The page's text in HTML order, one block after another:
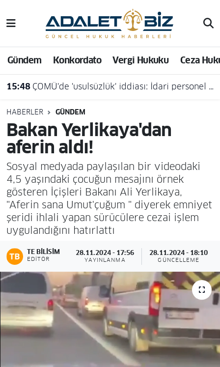
Gündem Konkordato Vergi Hukuku Ceza
15:48 ÇOMÜ'de 'usulsüzlük' iddiası: İdari personel açığa alındı
HABERLER GÜNDEM
Bakan Yerlikaya'dan
aferin aldı!
Sosyal medyada paylaşılan bir videodaki
4,5 yaşındaki çocuğun mesajını örnek
gösteren İçişleri Bakanı Ali Yerlikaya,
"Aferin sana Umut'çuğum " diyerek emniyet
şeridi ihlali yapan sürücülere cezai işlem
uygulandığını hatırlattı
TE BILISIM
EDITÖR
28.11.2024 - 17:56
YAYINLANMA
28.11.2024 - 18:10
GÜNCELLEME
Hava Durumu
Trafik Durumu
Süper Lig Puan Durumu ve Fikstür
Tüm Manşetler
Son Dakika Haberleri
Haber Arşivi